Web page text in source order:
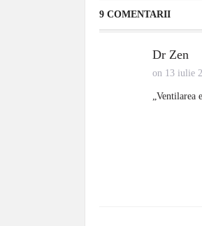
9 COMENTARII
Dr Zen
on 13 iulie
„Ventilarea